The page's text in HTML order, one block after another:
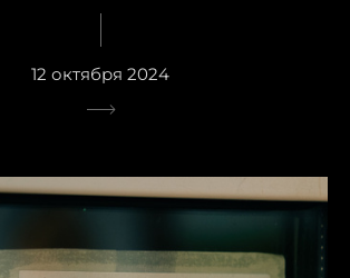
12 октября 2024